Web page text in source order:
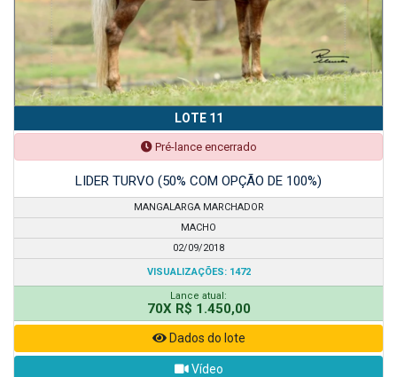
LOTE 11
Pré-lance encerrado
LIDER TURVO (50% COM OPÇÃO DE 100%)
MANGALARGA MARCHADOR
MACHO
02/09/2018
VISUALIZAÇÕES: 1472
Lance atual:
70X R$ 1.450,00
Dados do lote
Vídeo